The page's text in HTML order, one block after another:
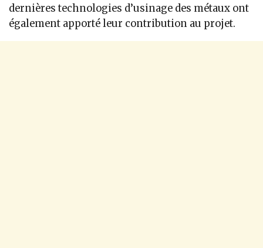
dernières technologies d’usinage des métaux ont
également apporté leur contribution au projet.